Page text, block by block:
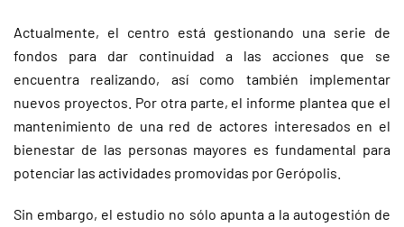
Actualmente, el centro está gestionando una serie de
fondos para dar continuidad a las acciones que se
encuentra realizando, así como también implementar
nuevos proyectos. Por otra parte, el informe plantea que el
mantenimiento de una red de actores interesados en el
bienestar de las personas mayores es fundamental para
potenciar las actividades promovidas por Gerópolis.
Sin embargo, el estudio no sólo apunta a la autogestión de